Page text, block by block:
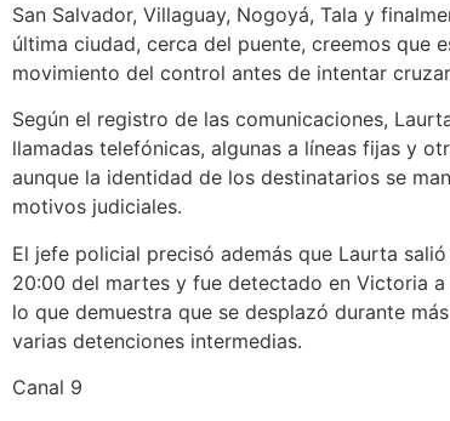
San Salvador, Villaguay, Nogoyá, Tala y
última ciudad, cerca del puente, creemos que
movimiento del control antes de intentar
Según el registro de las comunicaciones,
llamadas telefónicas, algunas a líneas fijas y
aunque la identidad de los destinatarios se
motivos judiciales.
El jefe policial precisó además que Laurta
20:00 del martes y fue detectado en Victoria a
lo que demuestra que se desplazó durante
varias detenciones intermedias.
Canal 9